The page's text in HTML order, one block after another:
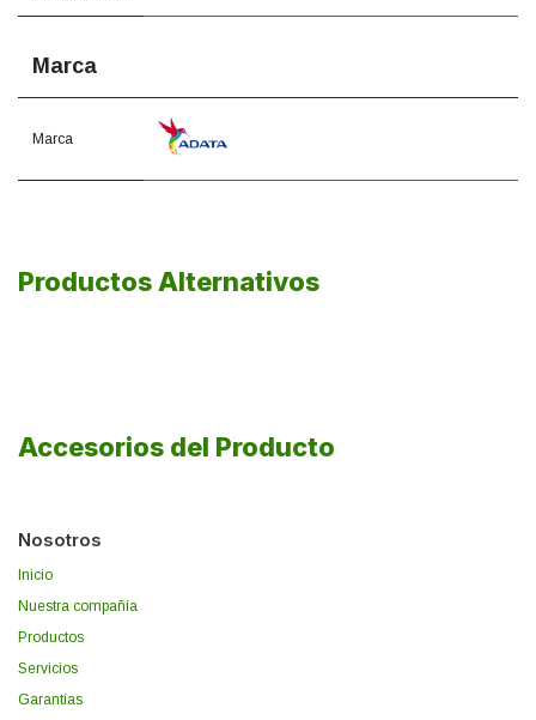
Marca
Marca
Productos Alternativos
Accesorios del Producto
Nosotros
Inicio
Nuestra compañía
Productos
Servicios
Garantías